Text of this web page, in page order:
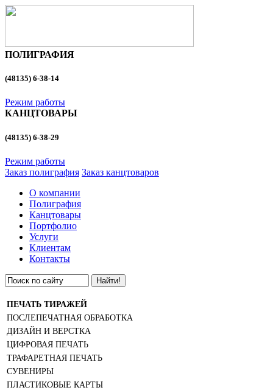
ПОЛИГРАФИЯ
(48135) 6-38-14
Режим работы
КАНЦТОВАРЫ
(48135) 6-38-29
Режим работы
Заказ полиграфия Заказ канцтоваров
О компании
Полиграфия
Канцтовары
Портфолио
Услуги
Клиентам
Контакты
Найти!
ПЕЧАТЬ ТИРАЖЕЙ
ПОСЛЕПЕЧАТНАЯ ОБРАБОТКА
ДИЗАЙН И ВЕРСТКА
ЦИФРОВАЯ ПЕЧАТЬ
ТРАФАРЕТНАЯ ПЕЧАТЬ
СУВЕНИРЫ
ПЛАСТИКОВЫЕ КАРТЫ